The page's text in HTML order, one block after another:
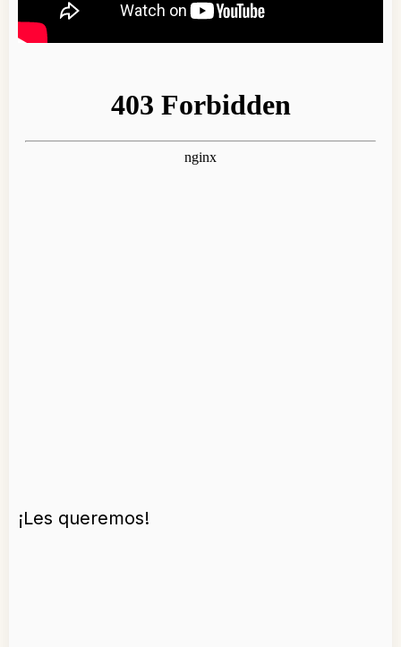
¡Les queremos!